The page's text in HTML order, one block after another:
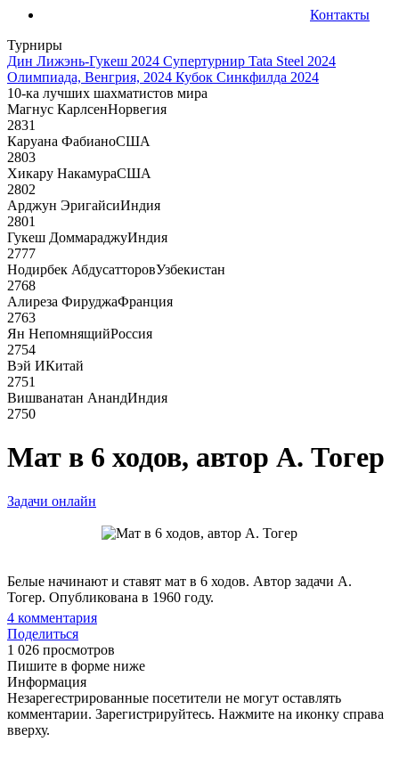
Контакты
Турниры
Дин Лижэнь-Гукеш 2024 Супертурнир Tata Steel 2024
Олимпиада, Венгрия, 2024 Кубок Синкфилда 2024
10-ка лучших шахматистов мира
Магнус КарлсенНорвегия
2831
Каруана ФабианоСША
2803
Хикару НакамураСША
2802
Арджун ЭригайсиИндия
2801
Гукеш ДоммараджуИндия
2777
Нодирбек АбдусатторовУзбекистан
2768
Алиреза ФируджаФранция
2763
Ян НепомнящийРоссия
2754
Вэй ИКитай
2751
Вишванатан АнандИндия
2750
Мат в 6 ходов, автор А. Тогер
Задачи онлайн
Белые начинают и ставят мат в 6 ходов. Автор задачи А.
Тогер. Опубликована в 1960 году.
4 комментария
Поделиться
1 026 просмотров
Пишите в форме ниже
Информация
Незарегестрированные посетители не могут оставлять
комментарии. Зарегистрируйтесь. Нажмите на иконку справа
вверху.